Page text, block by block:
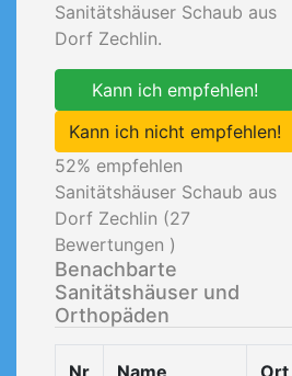
Sanitätshäuser Schaub aus
Dorf Zechlin.
Kann ich empfehlen!
Kann ich nicht empfehlen!
52% empfehlen
Sanitätshäuser Schaub aus
Dorf Zechlin (27
Bewertungen )
Benachbarte
Sanitätshäuser und
Orthopäden
Nr Name Ort